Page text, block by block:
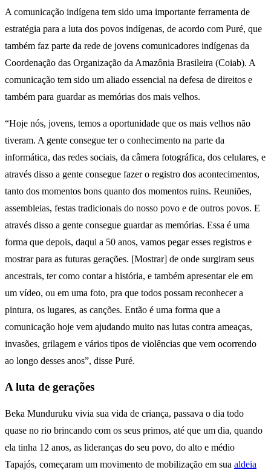
A comunicação indígena tem sido uma importante ferramenta de
estratégia para a luta dos povos indígenas, de acordo com Puré, que
também faz parte da rede de jovens comunicadores indígenas da
Coordenação das Organização da Amazônia Brasileira (Coiab). A
comunicação tem sido um aliado essencial na defesa de direitos e
também para guardar as memórias dos mais velhos.
“Hoje nós, jovens, temos a oportunidade que os mais velhos não
tiveram. A gente consegue ter o conhecimento na parte da
informática, das redes sociais, da câmera fotográfica, dos celulares, e
através disso a gente consegue fazer o registro dos acontecimentos,
tanto dos momentos bons quanto dos momentos ruins. Reuniões,
assembleias, festas tradicionais do nosso povo e de outros povos. E
através disso a gente consegue guardar as memórias. Essa é uma
forma que depois, daqui a 50 anos, vamos pegar esses registros e
mostrar para as futuras gerações. [Mostrar] de onde surgiram seus
ancestrais, ter como contar a história, e também apresentar ele em
um vídeo, ou em uma foto, pra que todos possam reconhecer a
pintura, os lugares, as canções. Então é uma forma que a
comunicação hoje vem ajudando muito nas lutas contra ameaças,
invasões, grilagem e vários tipos de violências que vem ocorrendo
ao longo desses anos”, disse Puré.
A luta de gerações
Beka Munduruku vivia sua vida de criança, passava o dia todo
quase no rio brincando com os seus primos, até que um dia, quando
ela tinha 12 anos, as lideranças do seu povo, do alto e médio
Tapajós, começaram um movimento de mobilização em sua aldeia